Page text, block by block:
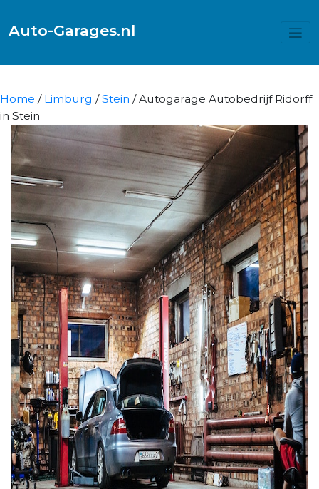
Auto-Garages.nl
Home / Limburg /Stein / Autogarage Autobedrijf Ridorff
in Stein